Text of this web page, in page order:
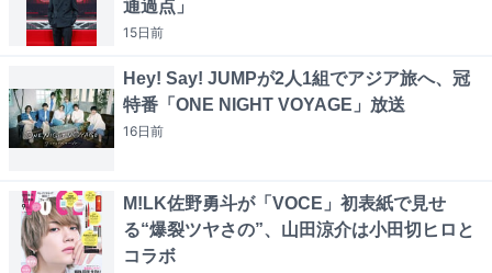
通過点」
15日前
Hey! Say! JUMPが2人1組でアジア旅へ、冠
特番「ONE NIGHT VOYAGE」放送
16日前
M!LK佐野勇斗が「VOCE」初表紙で見せ
る“爆裂ツヤさの”、山田涼介は小田切ヒロと
コラボ